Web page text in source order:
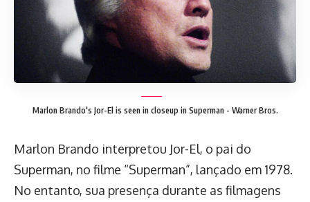
Marlon Brando's Jor-El is seen in closeup in Superman - Warner Bros.
Marlon Brando interpretou Jor-El, o pai do
Superman, no filme “Superman”, lançado em 1978.
No entanto, sua presença durante as filmagens